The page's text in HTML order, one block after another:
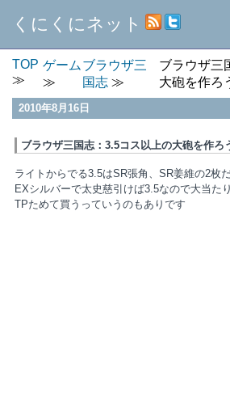
くにくにネット
TOP ゲーム ブラウザ三
国志
ブラウザ三
大砲を作ろ
2010年8月16日
ブラウザ三国志：3.5コス以上の大砲を作ろ
ライトからでる3.5はSR張角、SR姜維の2枚
EXシルバーで太史慈引けば3.5なので大当た
TPためて買うっていうのもありです